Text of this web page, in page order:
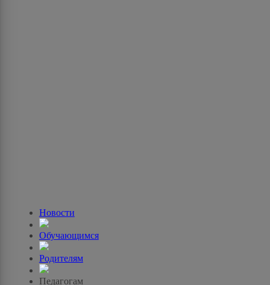
Новости
Обучающимся
Родителям
Педагогам